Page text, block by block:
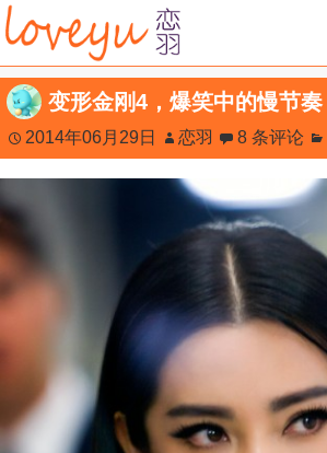
跳
过
内
容
变形金刚4，爆笑中的慢节奏
2014年06月29日 恋羽 8 条评论